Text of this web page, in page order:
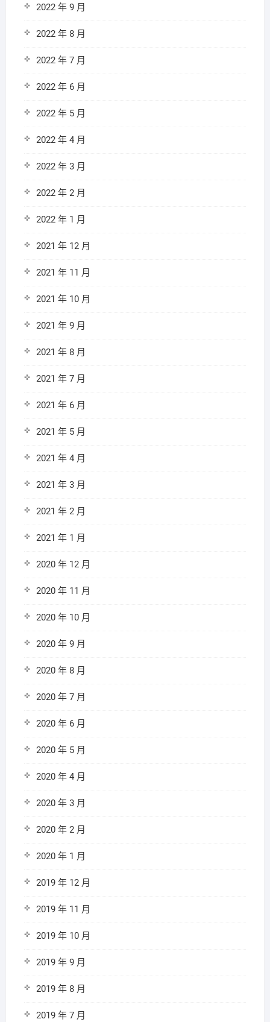
2022 年 9 月
2022 年 8 月
2022 年 7 月
2022 年 6 月
2022 年 5 月
2022 年 4 月
2022 年 3 月
2022 年 2 月
2022 年 1 月
2021 年 12 月
2021 年 11 月
2021 年 10 月
2021 年 9 月
2021 年 8 月
2021 年 7 月
2021 年 6 月
2021 年 5 月
2021 年 4 月
2021 年 3 月
2021 年 2 月
2021 年 1 月
2020 年 12 月
2020 年 11 月
2020 年 10 月
2020 年 9 月
2020 年 8 月
2020 年 7 月
2020 年 6 月
2020 年 5 月
2020 年 4 月
2020 年 3 月
2020 年 2 月
2020 年 1 月
2019 年 12 月
2019 年 11 月
2019 年 10 月
2019 年 9 月
2019 年 8 月
2019 年 7 月